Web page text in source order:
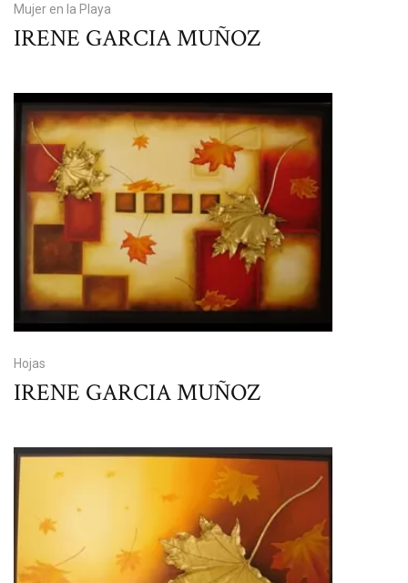
Mujer en la Playa
IRENE GARCIA MUÑOZ
Hojas
IRENE GARCIA MUÑOZ